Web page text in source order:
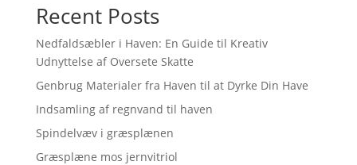
Recent Posts
Nedfaldsæbler i Haven: En Guide til Kreativ
Udnyttelse af Oversete Skatte
Genbrug Materialer fra Haven til at Dyrke Din Have
Indsamling af regnvand til haven
Spindelvæv i græsplænen
Græsplæne mos jernvitriol